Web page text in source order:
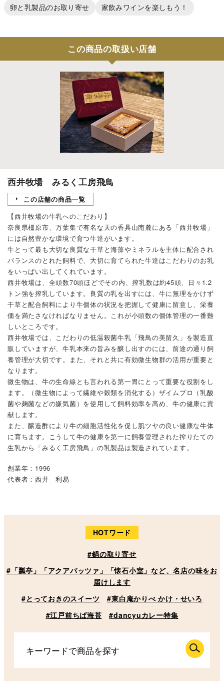
卵と乳製品のお取り寄せ 家飲みワインを楽しもう！
この商品の取扱い店舗
西井牧場 みるく工房飛鳥
この店舗の商品一覧
【西井牧場の牛乳へのこだわり】
奈良県橿原市、万葉集で有名な天の香具山南麓にある「西井牧場」
には自然豊かな環境で育つ牛達がいます。
牛とって最も大切な良質な干草と海藻やミネラルを主体に配合され
バランスのとれた飼料で、大切に育てられた牛達はこだわりのお乳
をいっぱい出してくれています。
西井牧場は、全頭数70頭ほどでその内、搾乳数は約45頭、日々1.2
トン強を搾乳しています。良質の乳を出すには、牛に無理をかけず
干草と配合飼料により牛個体の状況を把握して健康に留意し、栄養
価を満たさなければなりません。これが小頭数の個体管理の一番難
しいところです。
西井牧場では、こだわりの低温殺菌牛乳「飛鳥の美留久」を製造直
販していますが、牛乳本来の旨みを醸し出すのには、前途の通り飼
養管理が大切です。また、それと共に有効微生物群の活用が重要と
なります。
微生物は、牛の生命線とも言われる第一胃にとって重要な役割をし
ます。（微生物によって繊維や穀類を消化する）ザイムプロ（乳酸
菌や麹菌などの嫌気菌）を使用して飼料効率を高め、牛の健康に貢
献します。
また、醸造酢により牛の細胞活性化を促し肌ツヤの良い健康な牛体
に育ちます。こうして牛の健康を第一に飼養管理された搾りたての
生乳から「みるく工房飛鳥」の乳製品は製造されています。
創業年：1996
代表者：西井 利易
HOTワード
#鍋の取り寄せ
#「瓢亭」「アクアパッツァ」「懐石小室」など、名店の味をお
届けします
#とっておきのスイーツ
#東白庵かりべ かけ・せいろ
#江戸前ちば海苔
#dancyuカレー特集